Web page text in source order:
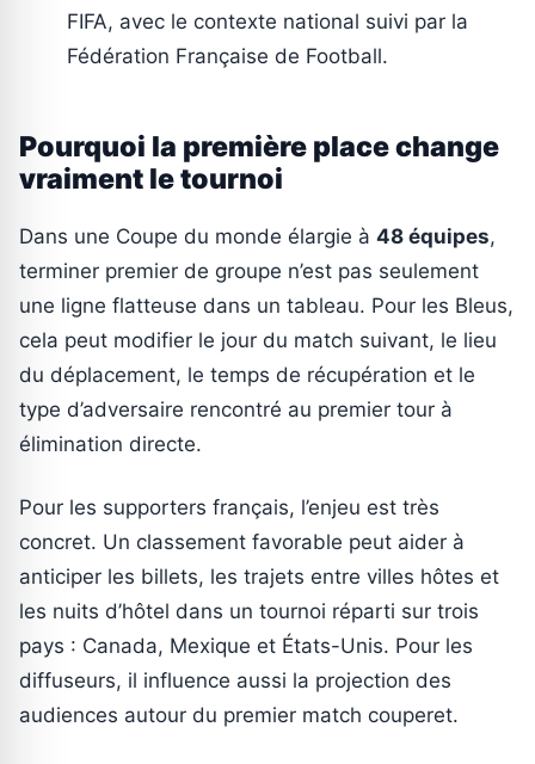
FIFA, avec le contexte national suivi par la
Fédération Française de Football.
Pourquoi la première place change
vraiment le tournoi
Dans une Coupe du monde élargie à 48 équipes,
terminer premier de groupe n’est pas seulement
une ligne flatteuse dans un tableau. Pour les Bleus,
cela peut modifier le jour du match suivant, le lieu
du déplacement, le temps de récupération et le
type d’adversaire rencontré au premier tour à
élimination directe.
Pour les supporters français, l’enjeu est très
concret. Un classement favorable peut aider à
anticiper les billets, les trajets entre villes hôtes et
les nuits d’hôtel dans un tournoi réparti sur trois
pays : Canada, Mexique et États-Unis. Pour les
diffuseurs, il influence aussi la projection des
audiences autour du premier match couperet.